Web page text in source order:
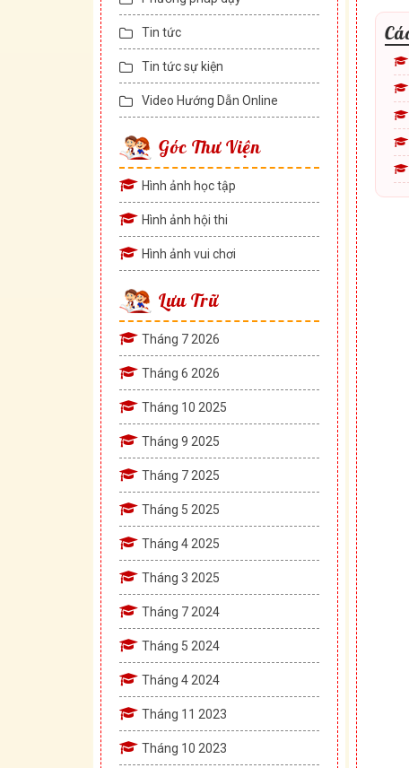
Tin tức
Tin tức sự kiện
Video Hướng Dẫn Online
Góc Thư Viện
Hình ảnh học tập
Hình ảnh hội thi
Hình ảnh vui chơi
Lưu Trữ
Tháng 7 2026
Tháng 6 2026
Tháng 10 2025
Tháng 9 2025
Tháng 7 2025
Tháng 5 2025
Tháng 4 2025
Tháng 3 2025
Tháng 7 2024
Tháng 5 2024
Tháng 4 2024
Tháng 11 2023
Tháng 10 2023